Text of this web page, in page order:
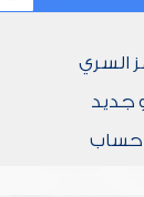
السري
جديد
حساب